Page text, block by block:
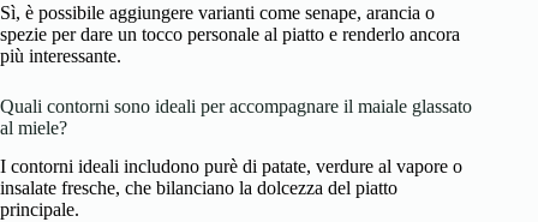
Sì, è possibile aggiungere varianti come senape, arancia o
spezie per dare un tocco personale al piatto e renderlo ancora
più interessante.
Quali contorni sono ideali per accompagnare il maiale glassato
al miele?
I contorni ideali includono purè di patate, verdure al vapore o
insalate fresche, che bilanciano la dolcezza del piatto
principale.